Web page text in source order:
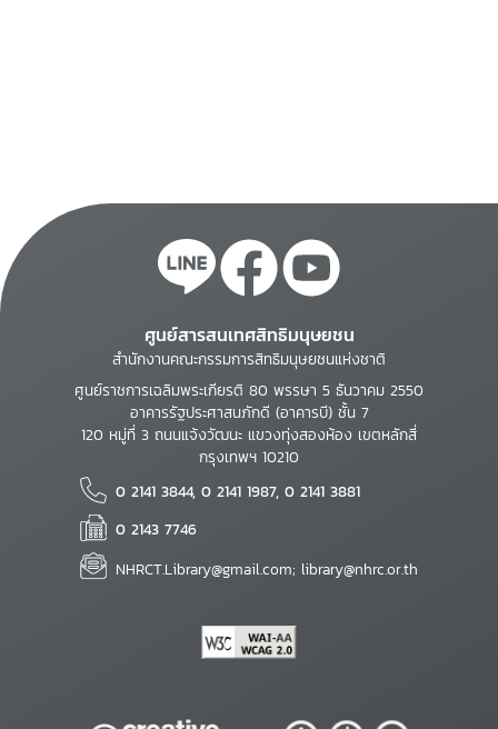
ศูนย์สารสนเทศสิทธิมนุษยชน
สำนักงานคณะกรรมการสิทธิมนุษยชนแห่งชาติ
ศูนย์ราชการเฉลิมพระเกียรติ 80 พรรษา 5 ธันวาคม 2550
อาคารรัฐประศาสนภักดี (อาคารบี) ชั้น 7
120 หมู่ที่ 3 ถนนแจ้งวัฒนะ แขวงทุ่งสองห้อง เขตหลักสี่
กรุงเทพฯ 10210
0 2141 3844, 0 2141 1987, 0 2141 3881
0 2143 7746
NHRCT.Library@gmail.com; library@nhrc.or.th